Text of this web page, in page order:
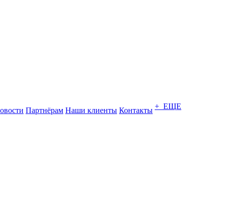
Партнёрам Наши клиенты Контакты + ЕЩЕ